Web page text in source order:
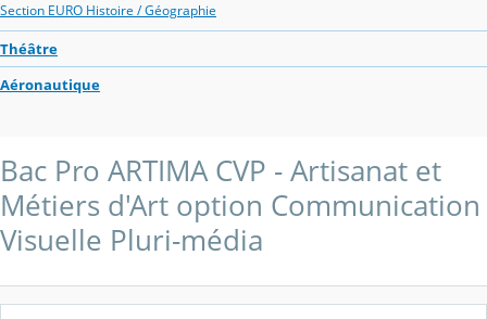
Section EURO Histoire / Géographie
Théâtre
Aéronautique
Bac Pro ARTIMA CVP - Artisanat et
Métiers d'Art option Communication
Visuelle Pluri-média